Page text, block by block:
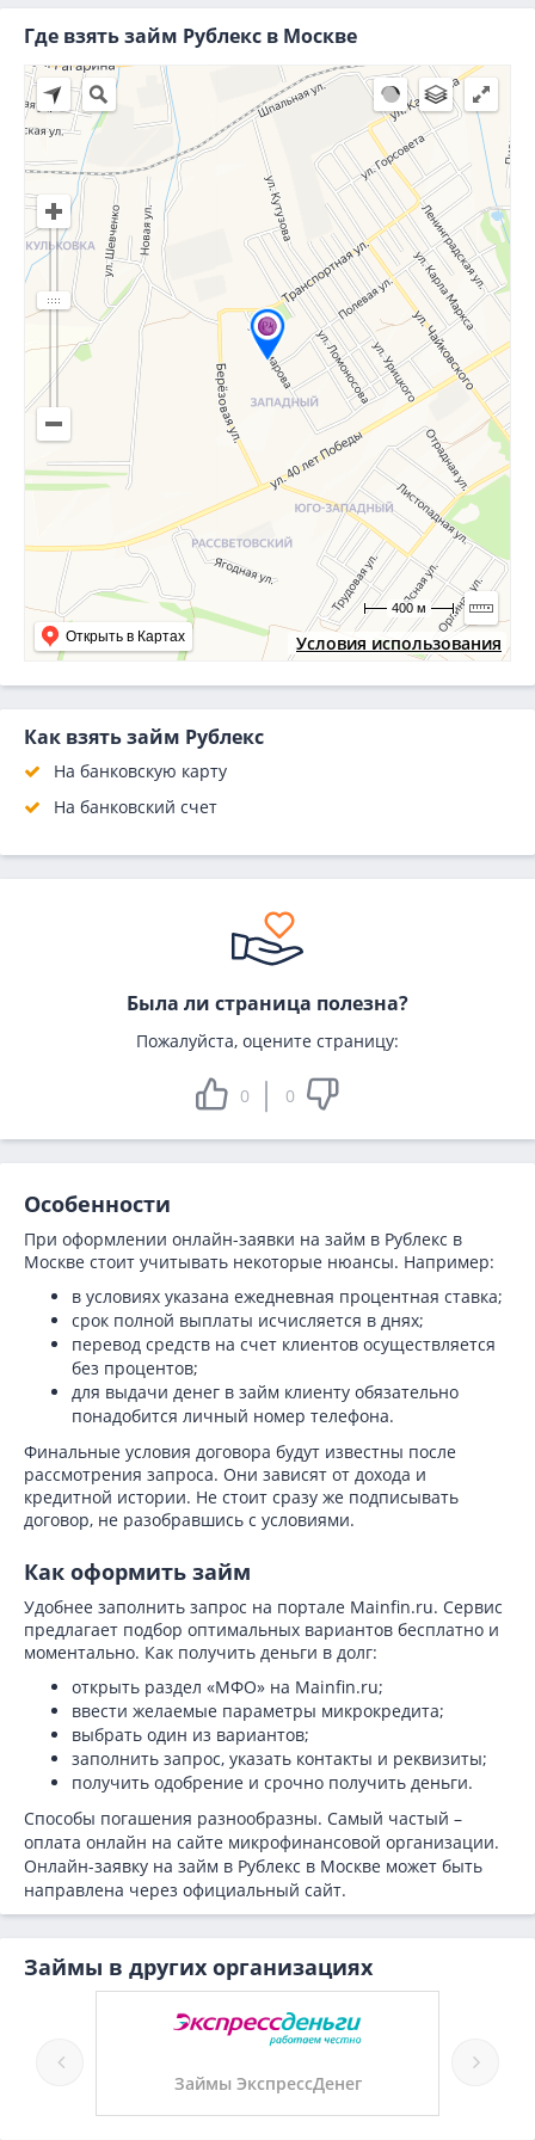
Где взять займ Рублекс в Москве
Условия использования
Открыть в Картах
400 м
Как взять займ Рублекс
На банковскую карту
На банковский счет
Была ли страница полезна?
Пожалуйста, оцените страницу:
0 0
Особенности
При оформлении онлайн-заявки на займ в Рублекс в
Москве стоит учитывать некоторые нюансы. Например:
в условиях указана ежедневная процентная ставка;
срок полной выплаты исчисляется в днях;
перевод средств на счет клиентов осуществляется
без процентов;
для выдачи денег в займ клиенту обязательно
понадобится личный номер телефона.
Финальные условия договора будут известны после
рассмотрения запроса. Они зависят от дохода и
кредитной истории. Не стоит сразу же подписывать
договор, не разобравшись с условиями.
Как оформить займ
Удобнее заполнить запрос на портале Mainfin.ru. Сервис
предлагает подбор оптимальных вариантов бесплатно и
моментально. Как получить деньги в долг:
открыть раздел «МФО» на Mainfin.ru;
ввести желаемые параметры микрокредита;
выбрать один из вариантов;
заполнить запрос, указать контакты и реквизиты;
получить одобрение и срочно получить деньги.
Способы погашения разнообразны. Самый частый –
оплата онлайн на сайте микрофинансовой организации.
Онлайн-заявку на займ в Рублекс в Москве может быть
направлена через официальный сайт.
Займы в других организациях
Займы ЭкспрессДенег